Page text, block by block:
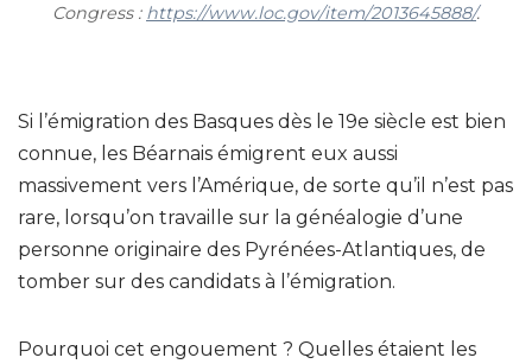
Congress : https://www.loc.gov/item/2013645888/.
Si l’émigration des Basques dès le 19e siècle est bien
connue, les Béarnais émigrent eux aussi
massivement vers l’Amérique, de sorte qu’il n’est pas
rare, lorsqu’on travaille sur la généalogie d’une
personne originaire des Pyrénées-Atlantiques, de
tomber sur des candidats à l’émigration.
Pourquoi cet engouement ? Quelles étaient les